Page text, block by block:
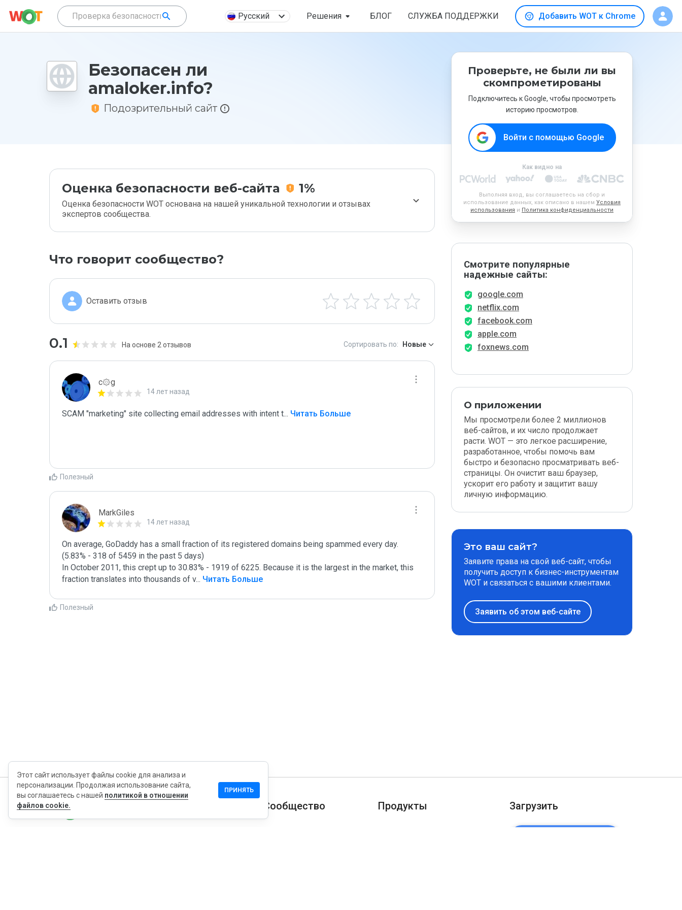
Русский Решения БЛОГ СЛУЖБА ПОДДЕРЖКИ Добавить WOT к Chrome
Безопасен ли
amaloker.info?
Подозрительный сайт
Оценка безопасности веб-сайта 1%
Оценка безопасности WOT основана на нашей уникальной технологии и отзывах
экспертов сообщества.
Что говорит сообщество?
Оставить отзыв
0.1 На основе 2 отзывов Сортировать по: Новые
c۞g
14 лет назад
SCAM "marketing" site collecting email addresses with intent t... Читать Больше
Полезный
MarkGiles
14 лет назад
On average, GoDaddy has a small fraction of its registered domains being spammed every day.
(5.83% - 318 of 5459 in the past 5 days)
In October 2011, this crept up to 30.83% - 1919 of 6225. Because it is the largest in the market, this
fraction translates into thousands of v... Читать Больше
Полезный
Проверьте, не были ли вы
скомпрометированы
Подключитесь к Google, чтобы просмотреть
историю просмотров.
Войти с помощью Google
Как видно на
Выполняя вход, вы соглашаетесь на сбор и
использование данных, как описано в нашем Условия
использования и Политика конфиденциальности
Смотрите популярные
надежные сайты:
google.com
netflix.com
facebook.com
apple.com
foxnews.com
О приложении
Мы просмотрели более 2 миллионов
веб-сайтов, и их число продолжает
расти. WOT — это легкое расширение,
разработанное, чтобы помочь вам
быстро и безопасно просматривать веб-
страницы. Он очистит ваш браузер,
ускорит его работу и защитит вашу
личную информацию.
Это ваш сайт?
Заявите права на свой веб-сайт, чтобы
получить доступ к бизнес-инструментам
WOT и связаться с вашими клиентами.
Заявить об этом веб-сайте
Сообщество Продукты Загрузить
Этот сайт использует файлы cookie для анализа и
персонализации. Продолжая использование сайта,
вы соглашаетесь с нашей политикой в отношении
файлов cookie.
ПРИНЯТЬ